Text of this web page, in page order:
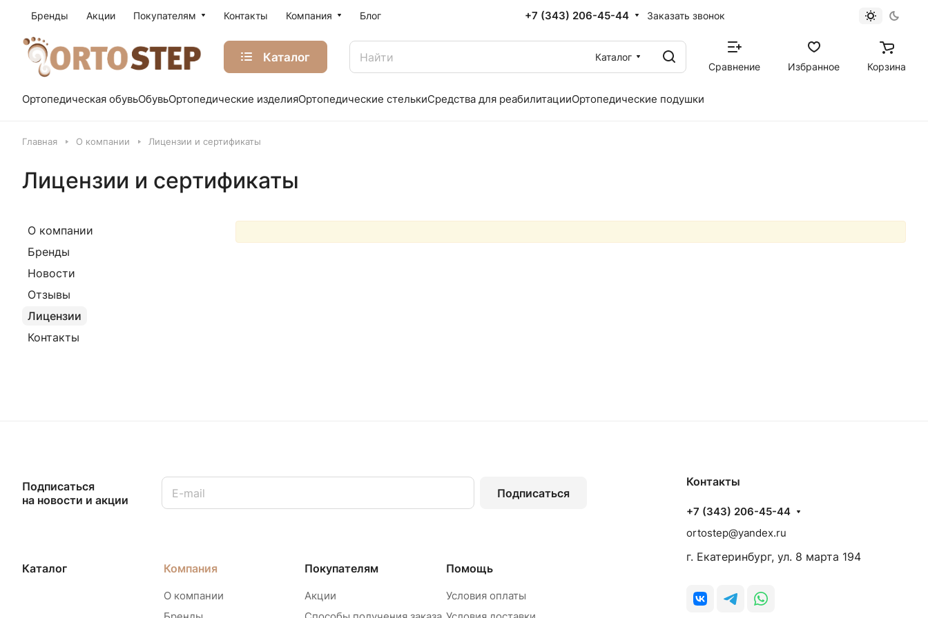
Бренды Акции Покупателям Контакты Компания Блог +7 (343) 206-45-44 Заказать звонок
Каталог
Каталог
Сравнение
Избранное Корзина
Ортопедическая обувьОбувьОртопедические изделияОртопедические стелькиСредства для реабилитацииОртопедические подушки
Главная О компании Лицензии и сертификаты
Лицензии и сертификаты
О компании
Бренды
Новости
Отзывы
Лицензии
Контакты
Подписаться
на новости и акции
Подписаться
Каталог Компания
О компании
Покупателям
Акции
Помощь
Условия оплаты
Контакты
+7 (343) 206-45-44
ortostep@yandex.ru
г. Екатеринбург, ул. 8 марта 194